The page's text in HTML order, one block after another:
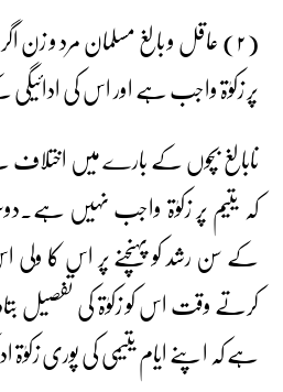
(۲) عاقل و بالغ مسلمان مرد و
پر زکوٰۃ واجب ہے اور اس کی
نابالغ بچوں کے بارے میں
کہ یتیم پر زکوٰۃ واجب نہیں
کے سن رشد کو پہنچنے پر اس کا
کرتے وقت اس کو زکوٰۃ کی تفصیل
ہے کہ اپنے ایام یتیمی کی پوری